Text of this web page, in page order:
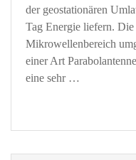
der geostationären
Tag Energie liefern.
Mikrowellenbereich
einer Art
eine sehr …